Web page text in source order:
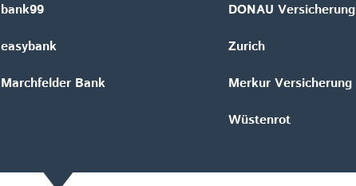
bank99
easybank
Marchfelder Bank
DONAU Versicherung
Zurich
Merkur Versicherung
Wüstenrot